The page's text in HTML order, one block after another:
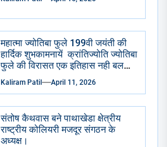
महात्मा ज्योतिबा फुले 199वी जयंती की
हार्दिक शुभकामनायें क्रांतिज्योति ज्योतिबा
फुले की विरासत एक इतिहास नही बलकि
एक प्रेरणा है – किरण तायडे
Kaliram Patil April 11, 2026
संतोष कैथवास बने पाथाखेडा क्षेत्रीय
राष्ट्रीय कोलियरी मजदूर संगठन के
अध्यक्ष।